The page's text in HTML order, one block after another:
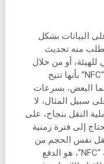
البيانات بشكل
منه تحديث
أو من خلال
مركز الطباعة. وكما قلنا، تتميز خاصية “NFC” بأنها تتيح
البعض، بسرعات
1 جيجا بايت على سبيل المثال، لا
تتم عملية النقل بنجاح، على
إلى فترة زمنية
نقل نفس الحجم من
البيانات. ثالث مجالات استخدام خاصية “NFC”، هو الدفع